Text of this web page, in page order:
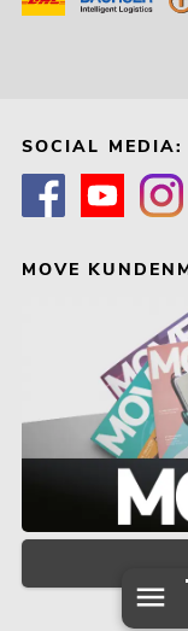
SOCIAL MEDIA:
MOVE